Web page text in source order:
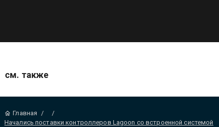
см. также
Главная /
/
Начались поставки контроллеров Lagoon со встроенной системой